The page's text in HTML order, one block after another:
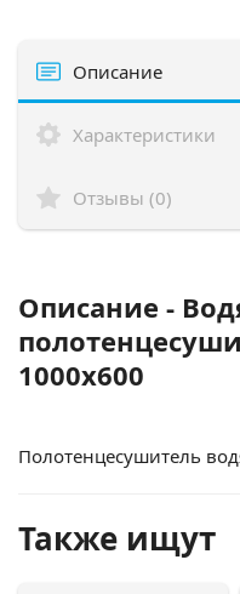
Описание
Характеристики
Отзывы (0)
Описание -
1000x600
Полотенцесушитель
Также ищут